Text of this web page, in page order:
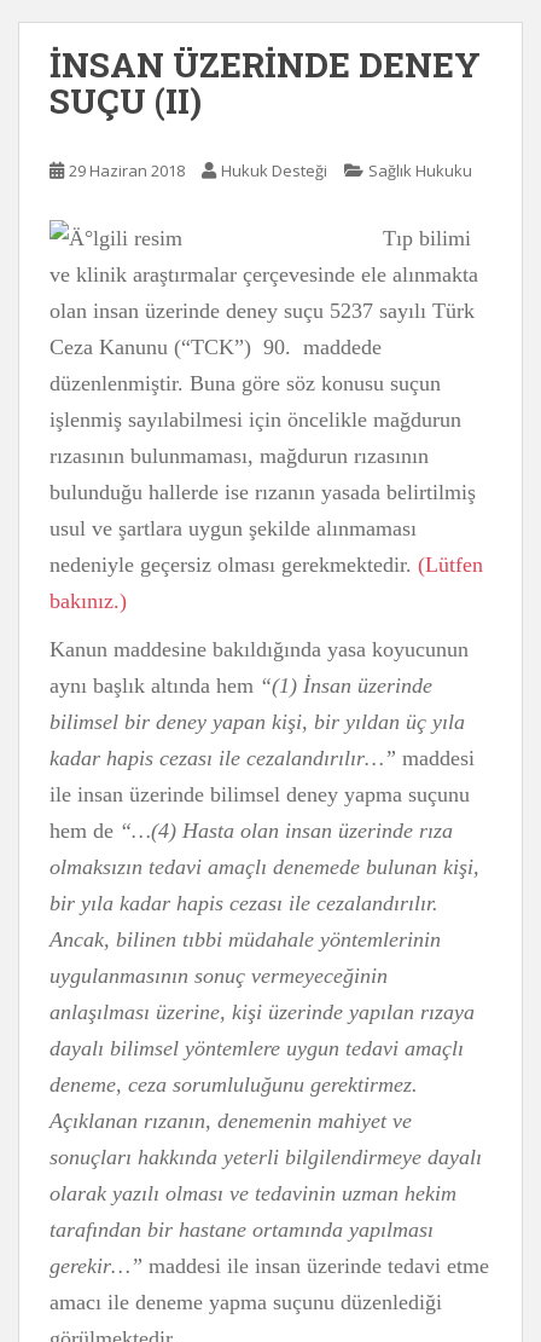
İNSAN ÜZERİNDE DENEY
SUÇU (II)
29 Haziran 2018 Hukuk Desteği Sağlık Hukuku
Tıp bilimi
ve klinik araştırmalar çerçevesinde ele alınmakta
olan insan üzerinde deney suçu 5237 sayılı Türk
Ceza Kanunu (“TCK”) 90. maddede
düzenlenmiştir. Buna göre söz konusu suçun
işlenmiş sayılabilmesi için öncelikle mağdurun
rızasının bulunmaması, mağdurun rızasının
bulunduğu hallerde ise rızanın yasada belirtilmiş
usul ve şartlara uygun şekilde alınmaması
nedeniyle geçersiz olması gerekmektedir. (Lütfen
bakınız.)
Kanun maddesine bakıldığında yasa koyucunun
aynı başlık altında hem “(1) İnsan üzerinde
bilimsel bir deney yapan kişi, bir yıldan üç yıla
kadar hapis cezası ile cezalandırılır…” maddesi
ile insan üzerinde bilimsel deney yapma suçunu
hem de “…(4) Hasta olan insan üzerinde rıza
olmaksızın tedavi amaçlı denemede bulunan kişi,
bir yıla kadar hapis cezası ile cezalandırılır.
Ancak, bilinen tıbbi müdahale yöntemlerinin
uygulanmasının sonuç vermeyeceğinin
anlaşılması üzerine, kişi üzerinde yapılan rızaya
dayalı bilimsel yöntemlere uygun tedavi amaçlı
deneme, ceza sorumluluğunu gerektirmez.
Açıklanan rızanın, denemenin mahiyet ve
sonuçları hakkında yeterli bilgilendirmeye dayalı
olarak yazılı olması ve tedavinin uzman hekim
tarafından bir hastane ortamında yapılması
gerekir…” maddesi ile insan üzerinde tedavi etme
amacı ile deneme yapma suçunu düzenlediği